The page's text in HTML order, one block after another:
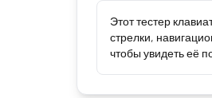
Этот тестер
стрелки,
чтобы увидеть её